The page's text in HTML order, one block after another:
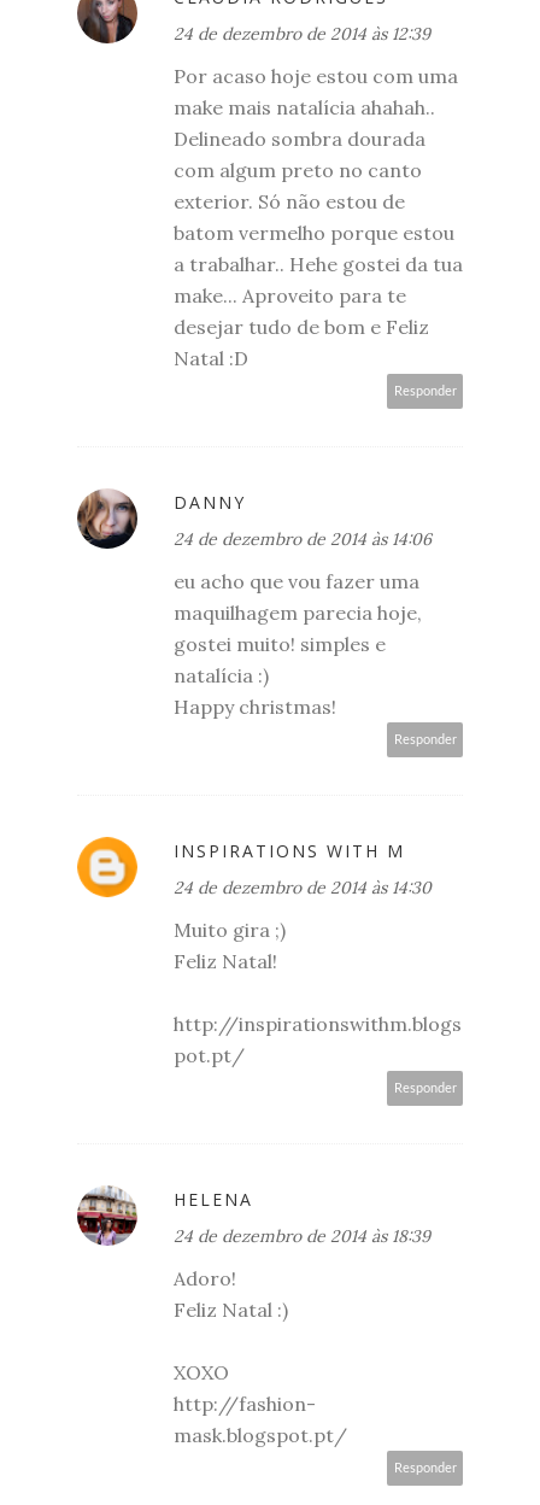
24 de dezembro de 2014 às 12:39
Por acaso hoje estou com uma
make mais natalícia ahahah..
Delineado sombra dourada
com algum preto no canto
exterior. Só não estou de
batom vermelho porque estou
a trabalhar.. Hehe gostei da tua
make... Aproveito para te
desejar tudo de bom e Feliz
Natal :D
Responder
DANNY
24 de dezembro de 2014 às 14:06
eu acho que vou fazer uma
maquilhagem parecia hoje,
gostei muito! simples e
natalícia :)
Happy christmas!
Responder
INSPIRATIONS WITH M
24 de dezembro de 2014 às 14:30
Muito gira ;)
Feliz Natal!
http://inspirationswithm.blogs
pot.pt/
Responder
HELENA
24 de dezembro de 2014 às 18:39
Adoro!
Feliz Natal :)
XOXO
http://fashion-
mask.blogspot.pt/
Responder